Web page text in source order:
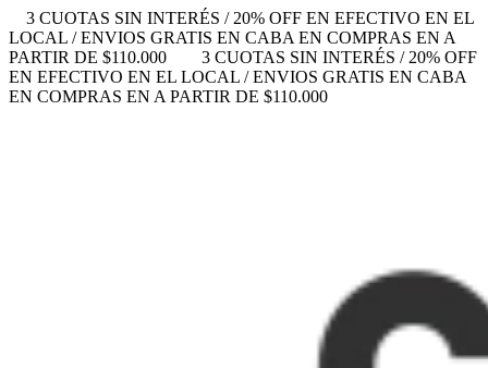
3 CUOTAS SIN INTERÉS / 20% OFF EN EFECTIVO EN EL
LOCAL / ENVIOS GRATIS EN CABA EN COMPRAS EN A
PARTIR DE $110.000
3 CUOTAS SIN INTERÉS / 20% OFF
EN EFECTIVO EN EL LOCAL / ENVIOS GRATIS EN CABA
EN COMPRAS EN A PARTIR DE $110.000